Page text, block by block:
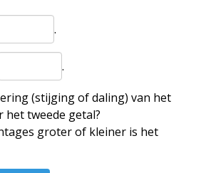
.
.
(stijging of daling) van het
het tweede getal?
groter of kleiner is het